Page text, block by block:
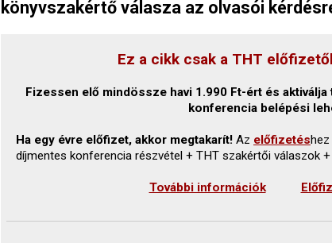
könyvszakértő válasza az olvasói
Ez a cikk csak a THT
Fizessen elő mindössze havi 1.990 Ft-ért és
konferencia belépési
Ha egy évre előfizet, akkor megtakarít! Az előfizetés
díjmentes konferencia részvétel + THT szakértői válaszok
További információk